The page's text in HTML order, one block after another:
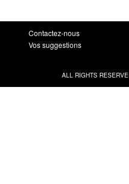
Contactez-nous
Vos suggestions
ALL RIGHTS